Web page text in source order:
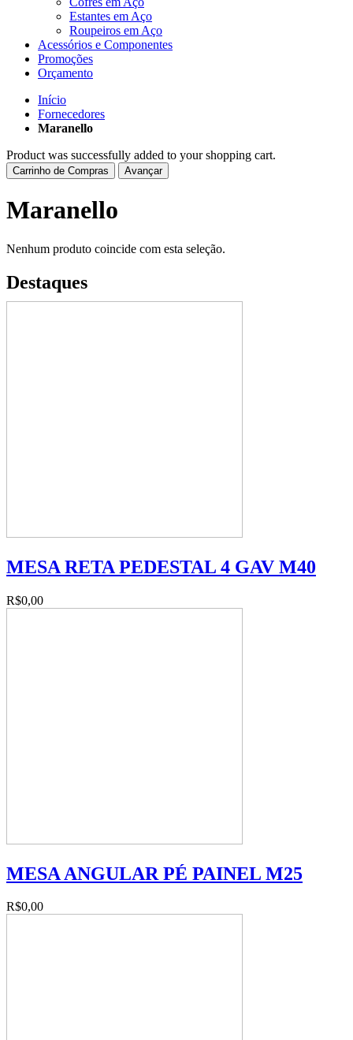
Estantes em Aço
Roupeiros em Aço
Acessórios e Componentes
Promoções
Orçamento
Início
Fornecedores
Maranello
Product was successfully added to your shopping cart.
Carrinho de Compras Avançar
Maranello
Nenhum produto coincide com esta seleção.
Destaques
MESA RETA PEDESTAL 4 GAV M40
R$0,00
MESA ANGULAR PÉ PAINEL M25
R$0,00